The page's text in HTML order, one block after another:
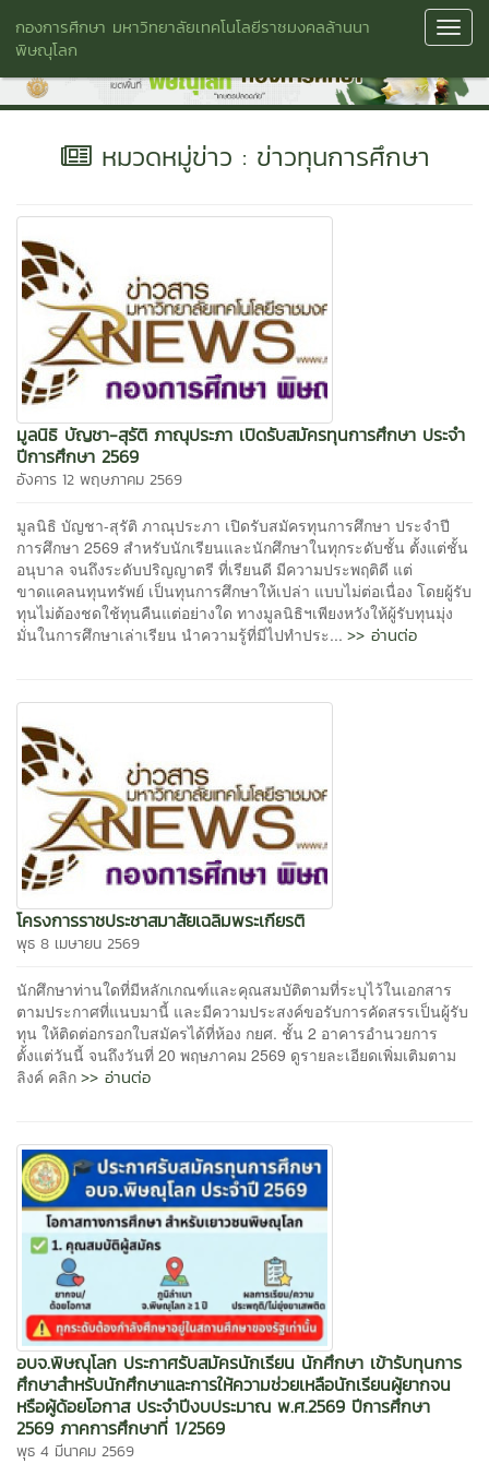
กองการศึกษา มหาวิทยาลัยเทคโนโลยีราชมงคลล้านนา
พิษณุโลก
หมวดหมู่ข่าว : ข่าวทุนการศึกษา
มูลนิธิ บัญชา-สุรัติ ภาณุประภา เปิดรับสมัครทุนการศึกษา ประจำ
ปีการศึกษา 2569
อังคาร 12 พฤษภาคม 2569
มูลนิธิ บัญชา-สุรัติ ภาณุประภา เปิดรับสมัครทุนการศึกษา ประจำปี
การศึกษา 2569 สำหรับนักเรียนและนักศึกษาในทุกระดับชั้น ตั้งแต่ชั้น
อนุบาล จนถึงระดับปริญญาตรี ที่เรียนดี มีความประพฤติดี แต่
ขาดแคลนทุนทรัพย์ เป็นทุนการศึกษาให้เปล่า แบบไม่ต่อเนื่อง โดยผู้รับ
ทุนไม่ต้องชดใช้ทุนคืนแต่อย่างใด ทางมูลนิธิฯเพียงหวังให้ผู้รับทุนมุ่ง
มั่นในการศึกษาเล่าเรียน นำความรู้ที่มีไปทำประ... >> อ่านต่อ
โครงการราชประชาสมาสัยเฉลิมพระเกียรติ
พุธ 8 เมษายน 2569
นักศึกษาท่านใดที่มีหลักเกณฑ์และคุณสมบัติตามที่ระบุไว้ในเอกสาร
ตามประกาศที่แนบมานี้ และมีความประสงค์ขอรับการคัดสรรเป็นผู้รับ
ทุน ให้ติดต่อกรอกใบสมัครได้ที่ห้อง กยศ. ชั้น 2 อาคารอำนวยการ
ตั้งแต่วันนี้ จนถึงวันที่ 20 พฤษภาคม 2569 ดูรายละเอียดเพิ่มเติมตาม
ลิงค์ คลิก >> อ่านต่อ
อบจ.พิษณุโลก ประกาศรับสมัครนักเรียน นักศึกษา เข้ารับทุนการ
ศึกษาสำหรับนักศึกษาและการให้ความช่วยเหลือนักเรียนผู้ยากจน
หรือผู้ด้อยโอกาส ประจำปีงบประมาณ พ.ศ.2569 ปีการศึกษา
2569 ภาคการศึกษาที่ 1/2569
พุธ 4 มีนาคม 2569